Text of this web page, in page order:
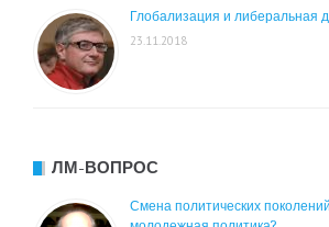
Глобализация и либеральная
23.11.2018
ЛМ-ВОПРОС
Смена политических